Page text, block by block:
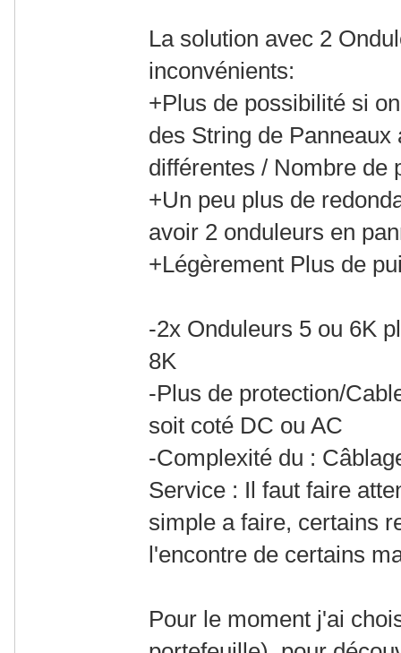
La solution avec 2
inconvénients:
+Plus de possibilité si
des String de
différentes / Nombre de
+Un peu plus de
avoir 2 onduleurs en
+Légèrement Plus de
-2x Onduleurs 5 ou 6K
8K
-Plus de protection/
soit coté DC ou AC
-Complexité du :
Service : Il faut faire
simple a faire, certains
l'encontre de certains
Pour le moment j'ai